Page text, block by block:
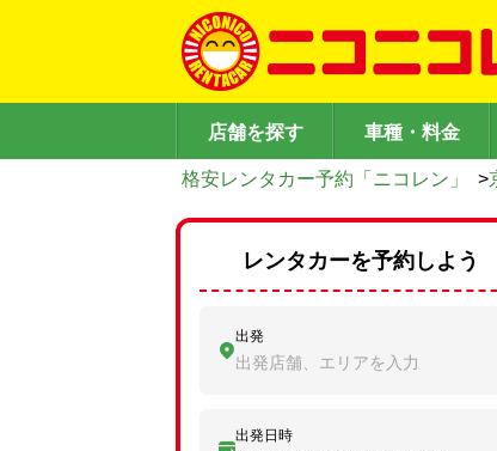
店舗を探す 車種・料金
格安レンタカー予約「ニコレン」 >
レンタカーを予約しよう
出発
出発店舗、エリアを入力
出発日時